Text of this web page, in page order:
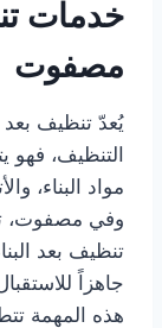
خدمات
مصفوت
يُعدّ تنظيف
التنظيف، فهو
مواد البناء،
وفي مصفوت،
تنظيف بعد
جاهزاً
هذه المهمة